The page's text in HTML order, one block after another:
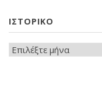
ΙΣΤΟΡΙΚΌ